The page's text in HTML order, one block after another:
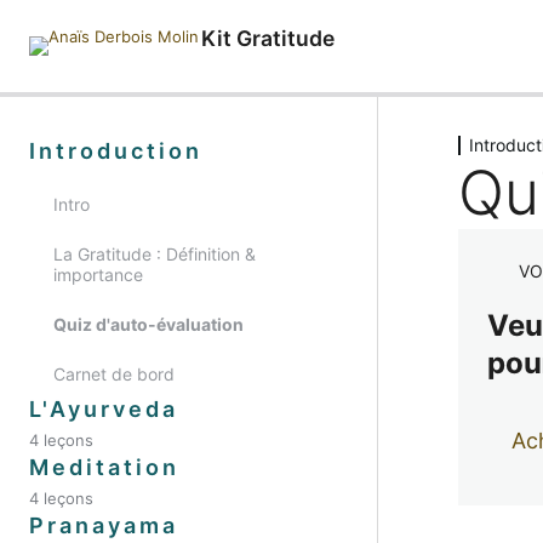
Kit Gratitude
Introduction
Intro
La Gratitude : Définition &
importance
Quiz d'auto-évaluation
Carnet de bord
L'Ayurveda
Origine & Concepts
Les bienfaits de l'Ayurveda dans
ton quotidien
4 leçons
Meditation
Qu'est ce que la méditation avec
4 leçons
Pranayama